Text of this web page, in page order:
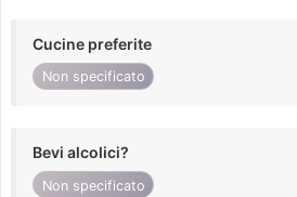
Cucine preferite
Non specificato
Bevi alcolici?
Non specificato